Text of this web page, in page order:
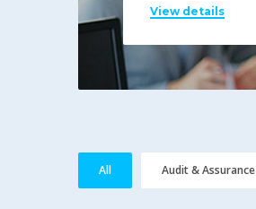
View details
All Audit & Assurance